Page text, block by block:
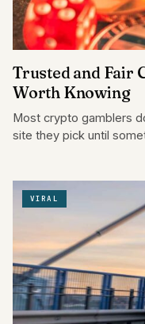
Trusted and Fair
Worth Knowing
Most crypto gamblers
site they pick until
VIRAL